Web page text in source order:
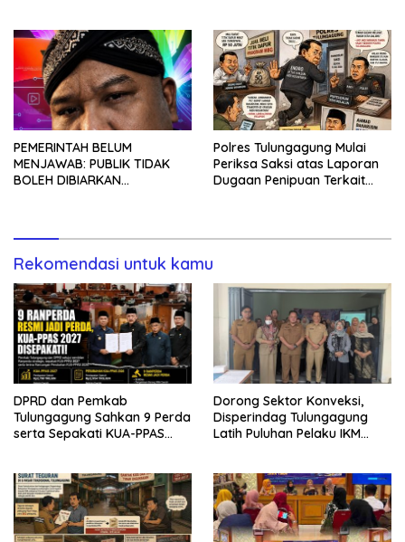
PEMERINTAH BELUM
MENJAWAB: PUBLIK TIDAK
BOLEH DIBIARKAN
Polres Tulungagung Mulai
Periksa Saksi atas Laporan
Dugaan Penipuan Terkait
Rekomendasi untuk kamu
DPRD dan Pemkab
Tulungagung Sahkan 9 Perda
serta Sepakati KUA-PPAS
Dorong Sektor Konveksi,
Disperindag Tulungagung
Latih Puluhan Pelaku IKM